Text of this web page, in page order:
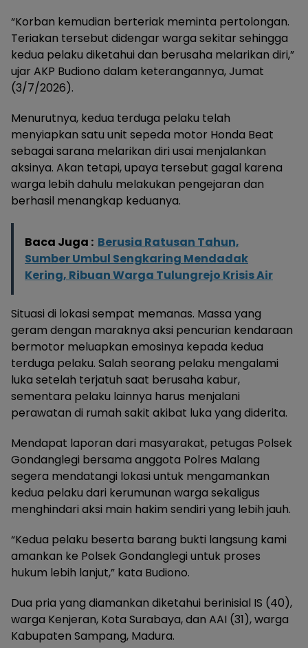
“Korban kemudian berteriak meminta pertolongan.
Teriakan tersebut didengar warga sekitar sehingga
kedua pelaku diketahui dan berusaha melarikan diri,”
ujar AKP Budiono dalam keterangannya, Jumat
(3/7/2026).
Menurutnya, kedua terduga pelaku telah
menyiapkan satu unit sepeda motor Honda Beat
sebagai sarana melarikan diri usai menjalankan
aksinya. Akan tetapi, upaya tersebut gagal karena
warga lebih dahulu melakukan pengejaran dan
berhasil menangkap keduanya.
Baca Juga : Berusia Ratusan Tahun,
Sumber Umbul Sengkaring Mendadak
Kering, Ribuan Warga Tulungrejo Krisis Air
Situasi di lokasi sempat memanas. Massa yang
geram dengan maraknya aksi pencurian kendaraan
bermotor meluapkan emosinya kepada kedua
terduga pelaku. Salah seorang pelaku mengalami
luka setelah terjatuh saat berusaha kabur,
sementara pelaku lainnya harus menjalani
perawatan di rumah sakit akibat luka yang diderita.
Mendapat laporan dari masyarakat, petugas Polsek
Gondanglegi bersama anggota Polres Malang
segera mendatangi lokasi untuk mengamankan
kedua pelaku dari kerumunan warga sekaligus
menghindari aksi main hakim sendiri yang lebih jauh.
“Kedua pelaku beserta barang bukti langsung kami
amankan ke Polsek Gondanglegi untuk proses
hukum lebih lanjut,” kata Budiono.
Dua pria yang diamankan diketahui berinisial IS (40),
warga Kenjeran, Kota Surabaya, dan AAI (31), warga
Kabupaten Sampang, Madura.